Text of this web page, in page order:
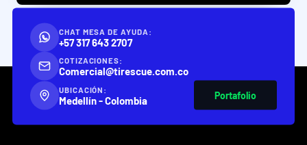
CHAT MESA DE AYUDA:
+57 317 643 2707
COTIZACIONES:
Comercial@tirescue.com.co
UBICACIÓN:
Medellín - Colombia Portafolio